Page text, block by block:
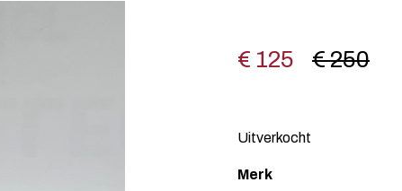
€ 250
€ 125
Uitverkocht
Merk